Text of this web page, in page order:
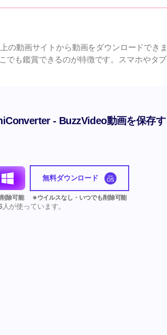
の動画サイトから動画をダウンロードできま
でも鑑賞できるのが特徴です。スマホやタブ
- BuzzVideo動画を保存す
無料ダウンロード
人が使っています。